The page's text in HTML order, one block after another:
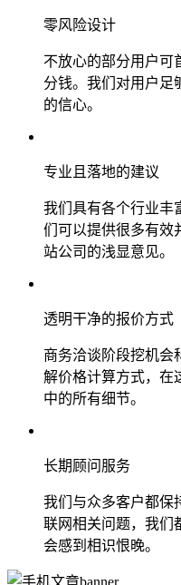
零风险设计
不放心的部分用户可
分钱。我们对用户足
的信心。
专业且落地的建议
我们具有各个行业丰
们可以提供很多有效
站公司的浅显意见。
透明干净的报价方式
商务洽谈阶段挖机会
解价格计算方式，在
中的所有细节。
长期顾问服务
我们与众多客户都保
联网相关问题，我们
会感到相识恨晚。